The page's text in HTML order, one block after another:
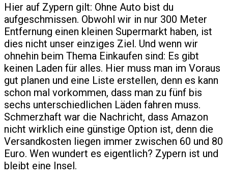
Hier auf Zypern gilt: Ohne Auto bist du
aufgeschmissen. Obwohl wir in nur 300 Meter
Entfernung einen kleinen Supermarkt haben, ist
dies nicht unser einziges Ziel. Und wenn wir
ohnehin beim Thema Einkaufen sind: Es gibt
keinen Laden für alles. Hier muss man im Voraus
gut planen und eine Liste erstellen, denn es kann
schon mal vorkommen, dass man zu fünf bis
sechs unterschiedlichen Läden fahren muss.
Schmerzhaft war die Nachricht, dass Amazon
nicht wirklich eine günstige Option ist, denn die
Versandkosten liegen immer zwischen 60 und 80
Euro. Wen wundert es eigentlich? Zypern ist und
bleibt eine Insel.